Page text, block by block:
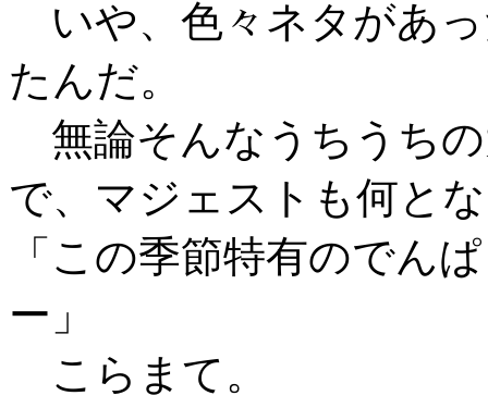
いや、色々ネタがあ
たんだ。
無論そんなうちうち
で、マジェストも何と
「この季節特有のでん
ー」
こらまて。